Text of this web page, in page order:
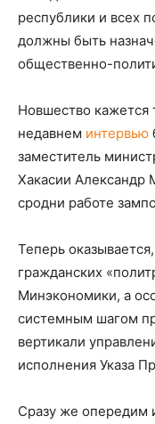
республики и всех
должны быть
общественно-
Новшество кажется
недавнем интервью
заместитель
Хакасии Александр
сродни работе
Теперь
гражданских
Минэкономики, а
системным шагом
вертикали
исполнения Указа
Сразу же опередим